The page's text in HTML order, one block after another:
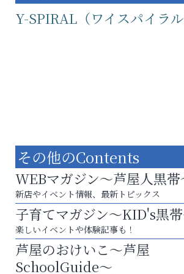
Y-SPIRAL（ワイスパイラル
運動不足「動かない」を解消しませんか？
便利屋ファースト
その他のContents
WEBマガジン～芦屋人黒帯
新店やイベント情報、最新トピックス
子育てマガジン～KID's黒
楽しいイベントや体験記事も！
芦屋のおけいこ～芦屋
SchoolGuide～